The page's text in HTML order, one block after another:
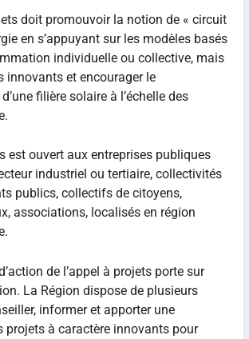
doit promouvoir la notion de « circuit
en s’appuyant sur les modèles basés
individuelle ou collective, mais
innovants et encourager le
filière solaire à l’échelle des
est ouvert aux entreprises publiques
industriel ou tertiaire, collectivités
publics, collectifs de citoyens,
associations, localisés en région
de l’appel à projets porte sur
La Région dispose de plusieurs
informer et apporter une
projets à caractère innovants pour